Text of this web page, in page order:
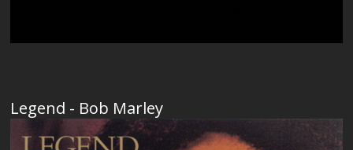
Legend - Bob Marley